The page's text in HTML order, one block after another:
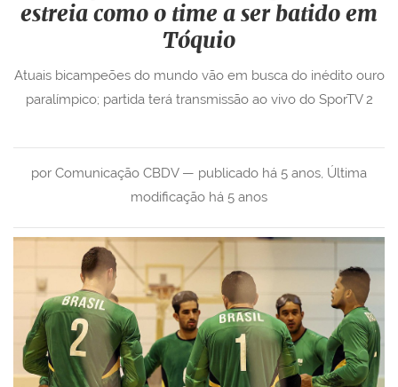
estreia como o time a ser batido em
Tóquio
por Comunicação CBDV — publicado há 5 anos, Última
modificação há 5 anos
Atuais bicampeões do mundo vão em busca do inédito ouro
paralímpico; partida terá transmissão ao vivo do SporTV 2